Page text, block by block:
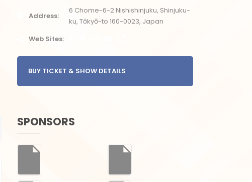
Address
6 Chome-6-2 Nishishinjuku, Shinjuku-
ku, Tōkyō-to 160-0023, Japan
Web Sites
BUY TICKET & SHOW DETAILS
SPONSORS